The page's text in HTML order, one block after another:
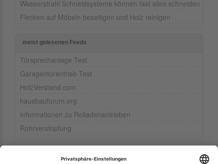
Wasserstrahl Schneidsysteme können fast alles schneiden
Flecken auf Möbeln beseitigen und Holz reinigen
meist gelesenen Feeds
Türsprechanlage Test
Garagentorantrieb Test
HolzVerstand.com
hausbauforum.org
Informationen zu Rolladenantrieben
Rohrverstopfung